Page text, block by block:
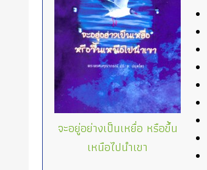
จะอยู่อย่างเป็นเหยื่อ หรือขึ้น
เหนือไปนำเขา